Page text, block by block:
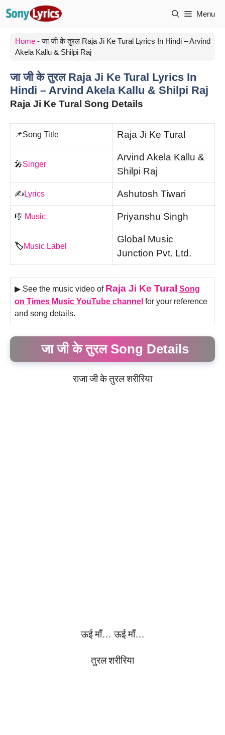
Menu
Home -जा जी के तुरल Raja Ji Ke Tural Lyrics In Hindi – Arvind
Akela Kallu & Shilpi Raj
जा जी के तुरल Raja Ji Ke Tural Lyrics In
Hindi – Arvind Akela Kallu & Shilpi Raj
Raja Ji Ke Tural Song Details
📌Song Title Raja Ji Ke Tural
🎤Singer
Arvind Akela Kallu &
Shilpi Raj
✍️ Lyrics Ashutosh Tiwari
🎼 Music Priyanshu Singh
🏷️Music Label
Global Music
Junction Pvt. Ltd.
▶ See the music video of Raja Ji Ke Tural Song
on Times Music YouTube channel for your reference
and song details.
जा जी के तुरल Song Details
राजाजीकेतुरलशरीरिया
ऊईमाँ…ऊईमाँ…
तुरलशरीरिया